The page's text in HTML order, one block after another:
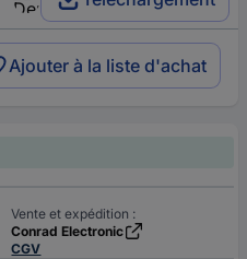
Ajouter à la liste d'achat
Vente et expédition :
Conrad Electronic
CGV